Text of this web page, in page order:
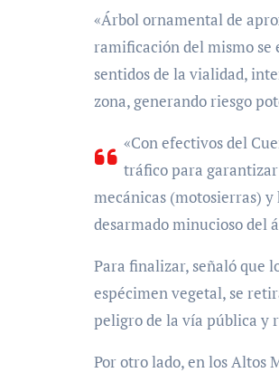
«Árbol ornamental de
ramificación del mismo se
sentidos de la vialidad,
zona, generando riesgo
«Con efectivos del
tráfico para
mecánicas (motosierras)
desarmado minucioso del
Para finalizar, señaló que
espécimen vegetal, se
peligro de la vía pública y
Por otro lado, en los Altos